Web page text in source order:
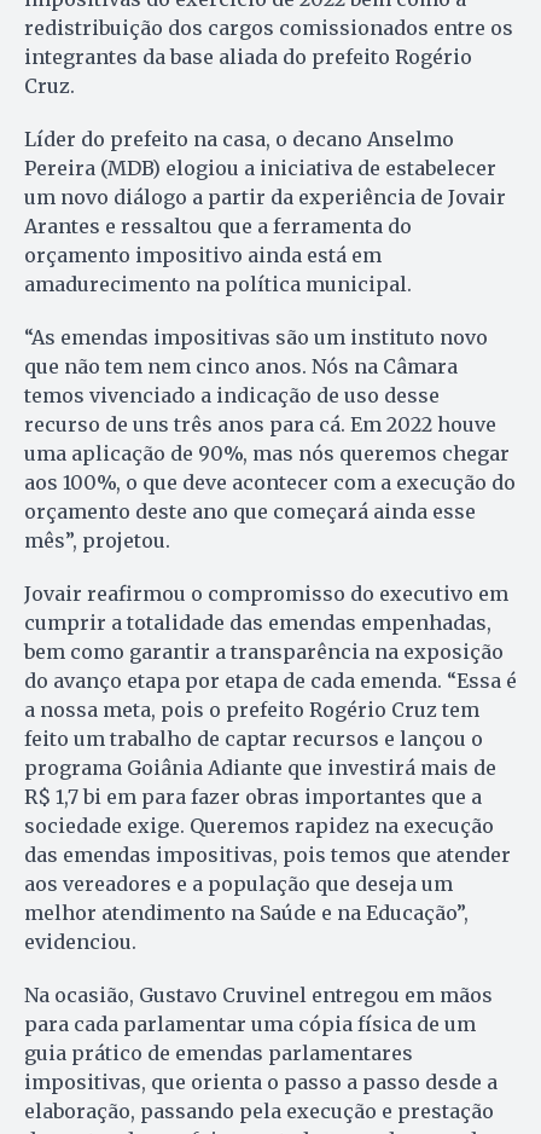
redistribuição dos cargos comissionados entre os
integrantes da base aliada do prefeito Rogério
Cruz.
Líder do prefeito na casa, o decano Anselmo
Pereira (MDB) elogiou a iniciativa de estabelecer
um novo diálogo a partir da experiência de Jovair
Arantes e ressaltou que a ferramenta do
orçamento impositivo ainda está em
amadurecimento na política municipal.
“As emendas impositivas são um instituto novo
que não tem nem cinco anos. Nós na Câmara
temos vivenciado a indicação de uso desse
recurso de uns três anos para cá. Em 2022 houve
uma aplicação de 90%, mas nós queremos chegar
aos 100%, o que deve acontecer com a execução do
orçamento deste ano que começará ainda esse
mês”, projetou.
Jovair reafirmou o compromisso do executivo em
cumprir a totalidade das emendas empenhadas,
bem como garantir a transparência na exposição
do avanço etapa por etapa de cada emenda. “Essa é
a nossa meta, pois o prefeito Rogério Cruz tem
feito um trabalho de captar recursos e lançou o
programa Goiânia Adiante que investirá mais de
R$ 1,7 bi em para fazer obras importantes que a
sociedade exige. Queremos rapidez na execução
das emendas impositivas, pois temos que atender
aos vereadores e a população que deseja um
melhor atendimento na Saúde e na Educação”,
evidenciou.
Na ocasião, Gustavo Cruvinel entregou em mãos
para cada parlamentar uma cópia física de um
guia prático de emendas parlamentares
impositivas, que orienta o passo a passo desde a
elaboração, passando pela execução e prestação